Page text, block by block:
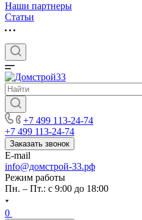
Наши партнеры
Статьи
+7 499 113-24-74
+7 499 113-24-74
Заказать звонок
E-mail
info@домстрой-33.рф
Режим работы
Пн. – Пт.: с 9:00 до 18:00
0